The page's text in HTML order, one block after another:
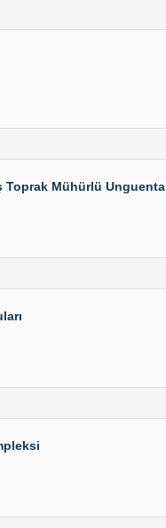
Toprak Mühürlü